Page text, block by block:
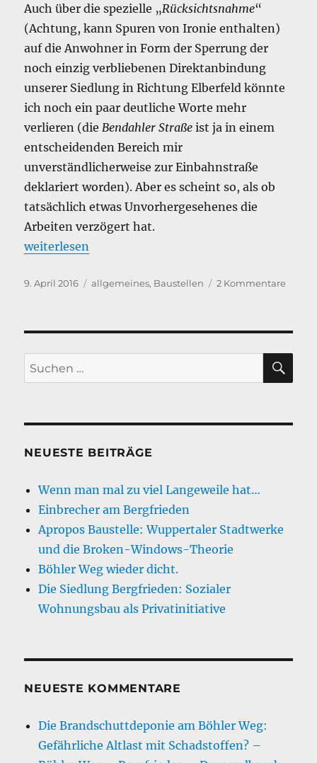
Auch über die spezielle „Rücksichtsnahme“
(Achtung, kann Spuren von Ironie enthalten)
auf die Anwohner in Form der Sperrung der
noch einzig verbliebenen Direktanbindung
unserer Siedlung in Richtung Elberfeld könnte
ich noch ein paar deutliche Worte mehr
verlieren (die Bendahler Straße ist ja in einem
entscheidenden Bereich mir
unverständlicherweise zur Einbahnstraße
deklariert worden). Aber es scheint so, als ob
tatsächlich etwas Unvorhergesehenes die
Arbeiten verzögert hat.
„Kanalbauarbeiten am Aufstieg Böhler Weg zur
weiterlesen
Veröffentlicht
9. April 2016 Kategorien
allgemeines, Baustellen 2 Kommentarezu
Weg
Suche
nach:
NEUESTE BEITRÄGE
Wenn man mal zu viel Langeweile hat…
Einbrecher am Bergfrieden
Apropos Baustelle: Wuppertaler Stadtwerke
und die Broken-Windows-Theorie
Böhler Weg wieder dicht.
Die Siedlung Bergfrieden: Sozialer
Wohnungsbau als Privatinitiative
NEUESTE KOMMENTARE
Die Brandschuttdeponie am Böhler Weg:
Gefährliche Altlast mit Schadstoffen? –